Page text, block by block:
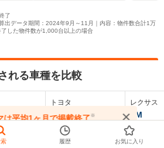
了
出データ期間：2024年9月～11月｜内容：物件数合計1万
した物件数が1,000台以上の場合
れる車種を比較
ァイア
トヨタ
アルファードハイ
ブリッド
レクサス
LM
は平均1ヶ月で掲載終了※
前にお問い合わせください
履歴 お気に入り